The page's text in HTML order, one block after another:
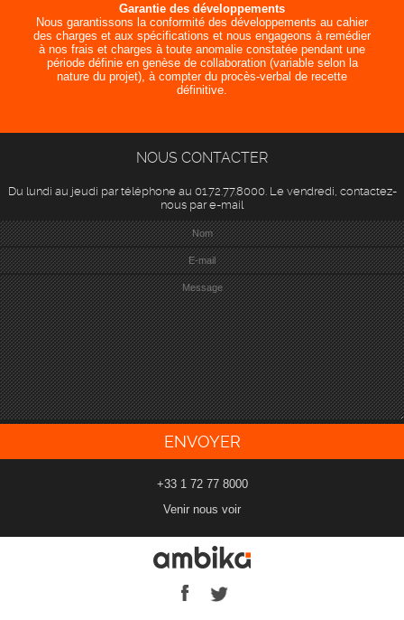
Garantie des développements
Nous garantissons la conformité des développements au cahier
des charges et aux spécifications et nous engageons à remédier
à nos frais et charges à toute anomalie constatée pendant une
période définie en genèse de collaboration (variable selon la
nature du projet), à compter du procès-verbal de recette
définitive.
NOUS CONTACTER
Du lundi au jeudi par téléphone au 01.72.77.8000. Le vendredi, contactez-
nous par e-mail
+33 1 72 77 8000
Venir nous voir